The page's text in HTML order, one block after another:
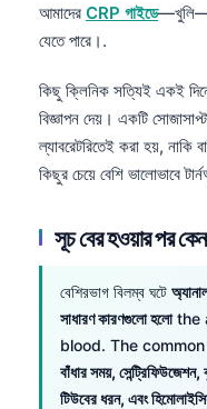
আমাদের CRP গাইডে
যেতে পারে।.
কিছু ক্লিনিক সত্যিই একই
বিজ্ঞাপন দেয়। একটি
ল্যাবরেটরিতেই করা হয়,
কিছুর চেয়ে বেশি ভালোভাবে
সূচ বের হওয়ার পর
বেশিরভাগ বিলম্ব ঘটে
সাধারণ কারণগুলো হলোthe
blood. The
বাঁধার সময়,
টিউবের ধরন, এবং